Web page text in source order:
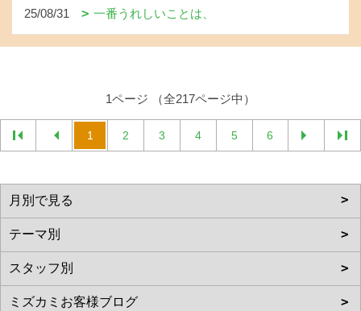
25/08/31 一番うれしいことは、
1ページ （全217ページ中）
1 2 3 4 5 6